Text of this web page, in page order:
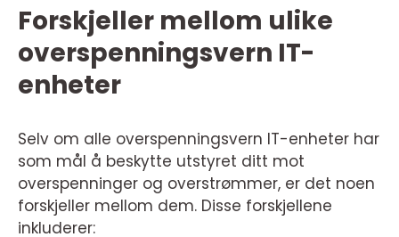
Forskjeller mellom ulike
overspenningsvern IT-
enheter
Selv om alle overspenningsvern IT-enheter har
som mål å beskytte utstyret ditt mot
overspenninger og overstrømmer, er det noen
forskjeller mellom dem. Disse forskjellene
inkluderer: